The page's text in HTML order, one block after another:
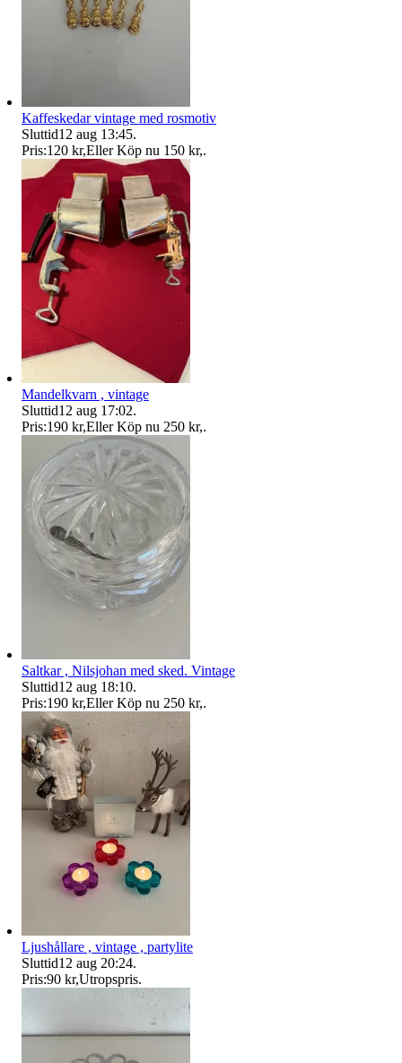
Kaffeskedar vintage med rosmotiv
Sluttid12 aug 13:45.
Pris:120 kr,Eller Köp nu 150 kr,.
Mandelkvarn , vintage
Sluttid12 aug 17:02.
Pris:190 kr,Eller Köp nu 250 kr,.
Saltkar , Nilsjohan med sked. Vintage
Sluttid12 aug 18:10.
Pris:190 kr,Eller Köp nu 250 kr,.
Ljushållare , vintage , partylite
Sluttid12 aug 20:24.
Pris:90 kr,Utropspris.